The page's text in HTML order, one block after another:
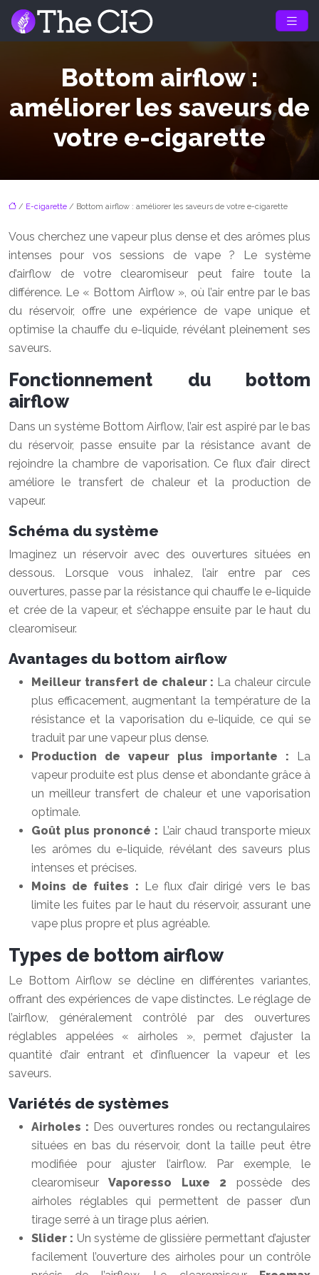
Bottom airflow :
améliorer les saveurs de
votre e-cigarette
/ E-cigarette / Bottom airflow : améliorer les saveurs de votre e-cigarette
Vous cherchez une vapeur plus dense et des arômes plus
intenses pour vos sessions de vape ? Le système
d’airflow de votre clearomiseur peut faire toute la
différence. Le « Bottom Airflow », où l’air entre par le bas
du réservoir, offre une expérience de vape unique et
optimise la chauffe du e-liquide, révélant pleinement ses
saveurs.
Fonctionnement du bottom
airflow
Dans un système Bottom Airflow, l’air est aspiré par le bas
du réservoir, passe ensuite par la résistance avant de
rejoindre la chambre de vaporisation. Ce flux d’air direct
améliore le transfert de chaleur et la production de
vapeur.
Schéma du système
Imaginez un réservoir avec des ouvertures situées en
dessous. Lorsque vous inhalez, l’air entre par ces
ouvertures, passe par la résistance qui chauffe le e-liquide
et crée de la vapeur, et s’échappe ensuite par le haut du
clearomiseur.
Avantages du bottom airflow
Meilleur transfert de chaleur : La chaleur circule
plus efficacement, augmentant la température de la
résistance et la vaporisation du e-liquide, ce qui se
traduit par une vapeur plus dense.
Production de vapeur plus importante :
La
vapeur produite est plus dense et abondante grâce à
un meilleur transfert de chaleur et une vaporisation
optimale.
Goût plus prononcé : L’air chaud transporte mieux
les arômes du e-liquide, révélant des saveurs plus
intenses et précises.
Moins de fuites : Le flux d’air dirigé vers le bas
limite les fuites par le haut du réservoir, assurant une
vape plus propre et plus agréable.
Types de bottom airflow
Le Bottom Airflow se décline en différentes variantes,
offrant des expériences de vape distinctes. Le réglage de
l’airflow, généralement contrôlé par des ouvertures
réglables appelées « airholes », permet d’ajuster la
quantité d’air entrant et d’influencer la vapeur et les
saveurs.
Variétés de systèmes
Airholes : Des ouvertures rondes ou rectangulaires
situées en bas du réservoir, dont la taille peut être
modifiée pour ajuster l’airflow. Par exemple, le
clearomiseurVaporesso Luxe 2 possède des
airholes réglables qui permettent de passer d’un
tirage serré à un tirage plus aérien.
Slider : Un système de glissière permettant d’ajuster
facilement l’ouverture des airholes pour un contrôle